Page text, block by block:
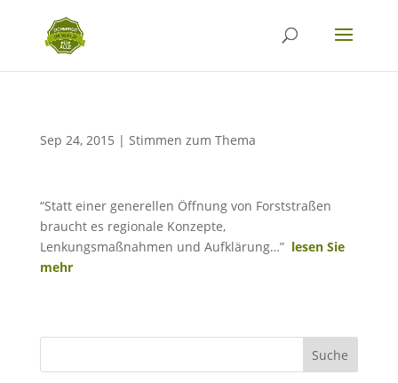
Sep 24, 2015 | Stimmen zum Thema
“Statt einer generellen Öffnung von Forststraßen
braucht es regionale Konzepte,
Lenkungsmaßnahmen und Aufklärung…” lesen Sie
mehr